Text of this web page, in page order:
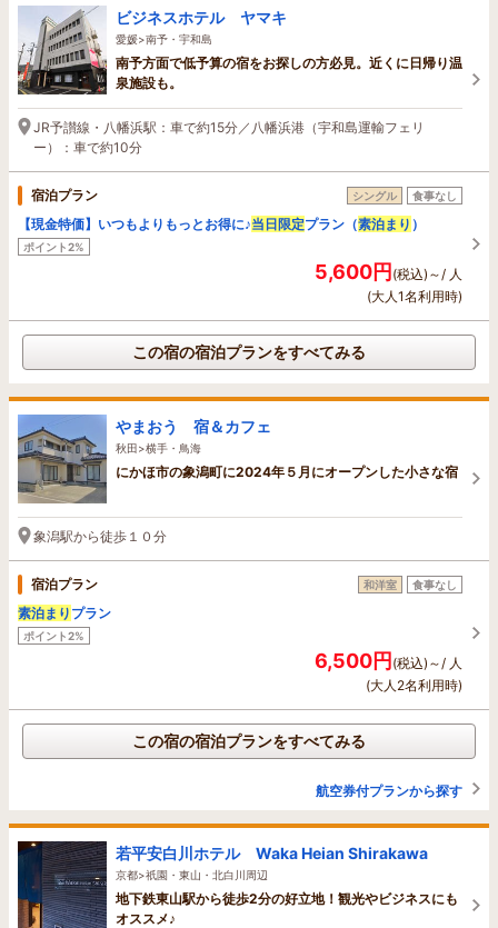
ビジネスホテル ヤマキ
愛媛>南予・宇和島
南予方面で低予算の宿をお探しの方必見。近くに日帰り温
泉施設も。
JR予讃線・八幡浜駅：車で約15分／八幡浜港（宇和島運輸フェリ
ー）：車で約10分
宿泊プラン シングル 食事なし
【現金特価】いつもよりもっとお得に♪当日限定プラン（素泊まり ）
ポイント2%
5,600円(税込)～/ 人
(大人1名利用時)
この宿の宿泊プランをすべてみる
やまおう 宿＆カフェ
秋田>横手・鳥海
にかほ市の象潟町に2024年５月にオープンした小さな宿
象潟駅から徒歩１０分
宿泊プラン 和洋室 食事なし
素泊まり プラン
ポイント2%
6,500円(税込)～/ 人
(大人2名利用時)
この宿の宿泊プランをすべてみる
航空券付プランから探す
若平安白川ホテル Waka Heian Shirakawa
京都>祇園・東山・北白川周辺
地下鉄東山駅から徒歩2分の好立地！観光やビジネスにも
オススメ♪